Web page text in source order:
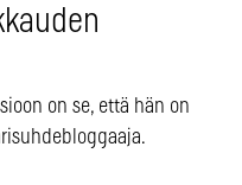
on se, että hän on